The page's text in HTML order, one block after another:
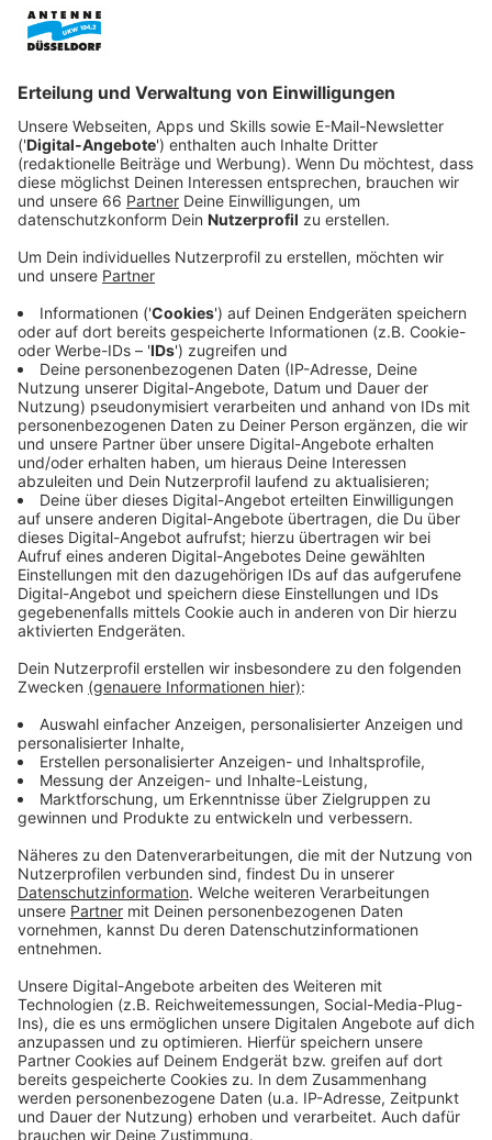
Die Volkshochschule Düsseldorf hat ein neues
Yorckstraße ist nach drei Jahren Modernisierungszeit
eröffnet worden. Laut Oberbürgermeister Stephan
Keller setzen die Neugestaltung und die
Modernisierung des Standorts ein wichtiges Zeichen
für die Bildung in Düsseldorf. Bildung sei ein zentraler
Anzeige
Viele Seminar- und Fachräume
Anzeige
Auf insgesamt 16.000 Quadratmetern bietet die VHS
an der Yorckstraße jetzt knapp 60 Seminarräume und
rund 30 Fachräume. Darunter unter anderem Räume für
Kunst, Musik und Sport. Mit dem modernisierten
Standort will die Stadt bessere Bedingungen für
Bildung, Weiterbildung und Begegnung schaffen.
Neue Räume für Bildung und Begegnung
Anzeige
neue Aufenthaltsbereiche. So wurden zwei
Dachgärten zur Erholung angelegt. Außerdem ist der
südliche Innenhof teilweise mit essbarem Obst und
Gemüse bepflanzt.
Anzeige
Stadt investiert 10,5 Millionen Euro
Anzeige